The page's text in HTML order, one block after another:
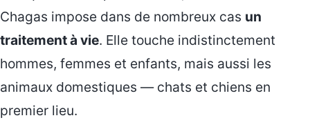
Chagas impose dans de nombreux cas un
traitement à vie. Elle touche indistinctement
hommes, femmes et enfants, mais aussi les
animaux domestiques — chats et chiens en
premier lieu.